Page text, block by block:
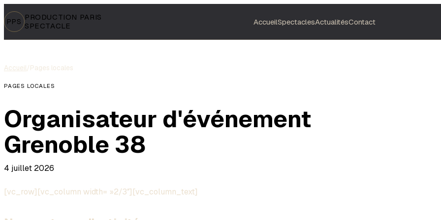
PPS PRODUCTION PARIS
SPECTACLE
AccueilSpectaclesActualitésContact
Accueil/Pages locales
PAGES LOCALES
Organisateur d'événement
Grenoble 38
4 juillet 2026
[vc_row][vc_column width= »2/3″][vc_column_text]